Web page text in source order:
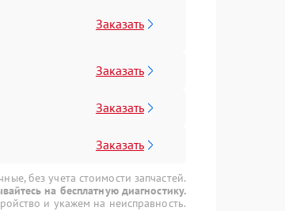
Заказать
Заказать
Заказать
Заказать
без учета стоимости запчастей.
на бесплатную диагностику.
и укажем на неисправность.